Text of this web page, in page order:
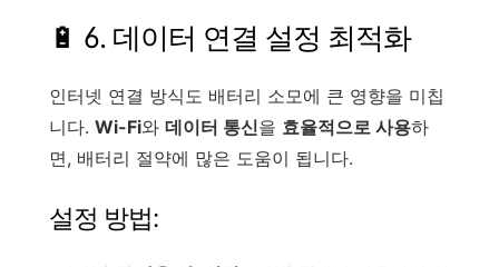
🔋 6. 데이터 연결 설정 최적화
인터넷 연결 방식도 배터리 소모에 큰 영향을 미칩
니다. Wi-Fi와 데이터 통신을 효율적으로 사용하
면, 배터리 절약에 많은 도움이 됩니다.
설정 방법: